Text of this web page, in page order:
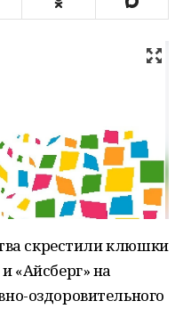
скрестили клюшки
«Айсберг» на
оздоровительного